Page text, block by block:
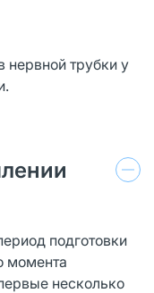
нервной трубки у
подготовки
момента
несколько